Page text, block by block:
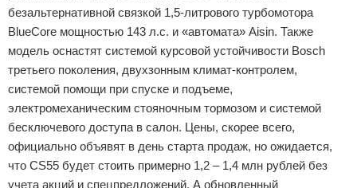
безальтернативной связкой 1,5-литрового турбомотора
BlueCore мощностью 143 л.с. и «автомата» Aisin. Также
модель оснастят системой курсовой устойчивости Bosch
третьего поколения, двухзонным климат-контролем,
системой помощи при спуске и подъеме,
электромеханическим стояночным тормозом и системой
бесключевого доступа в салон. Цены, скорее всего,
официально объявят в день старта продаж, но ожидается,
что CS55 будет стоить примерно 1,2 – 1,4 млн рублей без
учета акций и спецпредложений. А обновленный